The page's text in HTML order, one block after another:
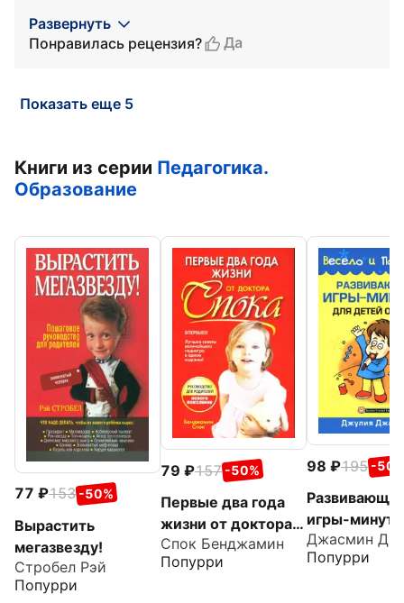
Развернуть
Понравилась рецензия?
Да
Показать еще 5
Книги из серии Педагогика.
Образование
77 153 -50%
Вырастить
мегазвезду!
Стробел Рэй
Попурри
79 157 -50%
Первые два года
жизни от доктора
Спока
Спок Бенджамин
Попурри
98 195 -
игры-
детей от 5
Джасмин
Попурри